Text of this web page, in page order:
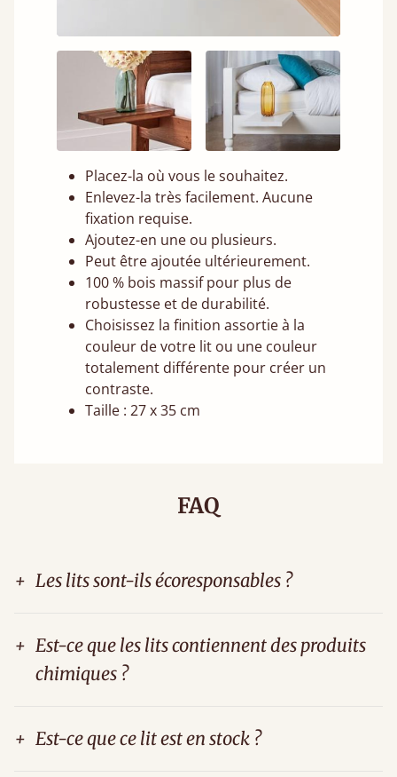
Placez-la où vous le souhaitez.
Enlevez-la très facilement. Aucune
fixation requise.
Ajoutez-en une ou plusieurs.
Peut être ajoutée ultérieurement.
100 % bois massif pour plus de
robustesse et de durabilité.
Choisissez la finition assortie à la
couleur de votre lit ou une couleur
totalement différente pour créer un
contraste.
Taille : 27 x 35 cm
FAQ
+ Les lits sont-ils écoresponsables ?
+ Est-ce que les lits contiennent des produits
chimiques ?
+ Est-ce que ce lit est en stock ?